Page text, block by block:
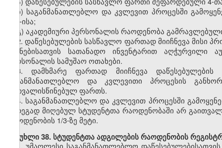
ბ) საგანმანათლებლო და კვლევით პროცესში
500-ისა;
გ) აკადემიური პერსონალის რაოდენობა
2.დაწესებულების სასწავლო ფართად მიიჩნევა მისი
მიზნებისათვის სათანადო ინვენტარით
პერსონალის სამუშაო ოთახები.
3.დამხმარე ფართად მიიჩნევა
საგანმანათლებლო და კვლევითი პროცესის
გათვალისწინებულ ფართს.
4. საგანმანათლებლო და კვლევით პროცესში
შედეგად მიღებულ სტუდენტთა რაოდენობაში არ
რაოდენობის 1/3-ზე მეტი.
მუხლი38. სტუდენტთა ადგილების რაოდენობის
1. უმაღლესი საგანმანათლებლო